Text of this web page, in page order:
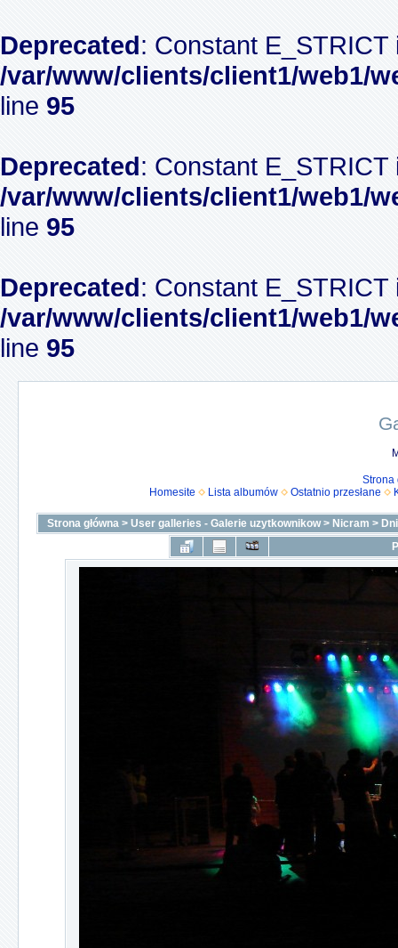
Deprecated: Constant
/var/www/clients/client1/web1/
line 95
Deprecated: Constant
/var/www/clients/client1/web1/
line 95
Deprecated: Constant
/var/www/clients/client1/web1/
line 95
Strona
Homesite
Lista albumów Ostatnio przesłane
Strona główna > User galleries - Galerie uzytkownikow> Nicram >